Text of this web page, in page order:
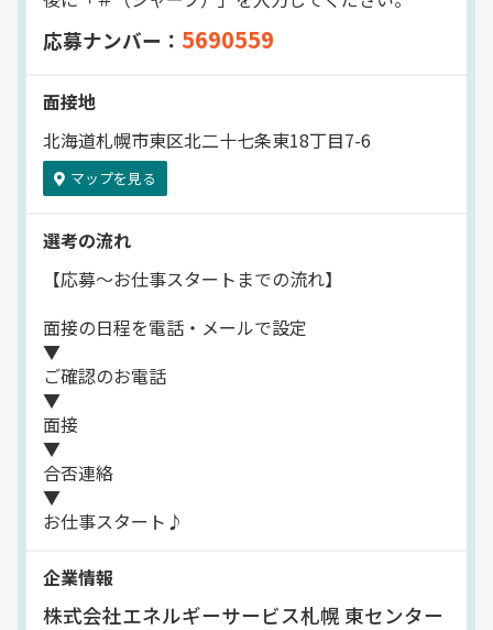
応募ナンバー： 5690559
面接地
北海道札幌市東区北二十七条東18丁目7-6
マップを見る
選考の流れ
【応募～お仕事スタートまでの流れ】
面接の日程を電話・メールで設定
▼
ご確認のお電話
▼
面接
▼
合否連絡
▼
お仕事スタート♪
企業情報
株式会社エネルギーサービス札幌 東センター